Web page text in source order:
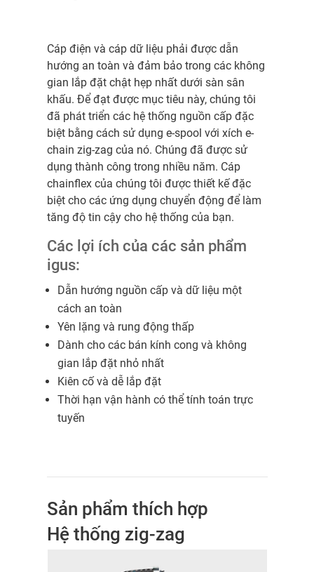
Cáp điện và cáp dữ liệu phải được dẫn
hướng an toàn và đảm bảo trong các không
gian lắp đặt chật hẹp nhất dưới sàn sân
khấu. Để đạt được mục tiêu này, chúng tôi
đã phát triển các hệ thống nguồn cấp đặc
biệt bằng cách sử dụng e-spool với xích e-
chain zig-zag của nó. Chúng đã được sử
dụng thành công trong nhiều năm. Cáp
chainflex của chúng tôi được thiết kế đặc
biệt cho các ứng dụng chuyển động để làm
tăng độ tin cậy cho hệ thống của bạn.
Các lợi ích của các sản phẩm
igus:
Dẫn hướng nguồn cấp và dữ liệu một
cách an toàn
Yên lặng và rung động thấp
Dành cho các bán kính cong và không
gian lắp đặt nhỏ nhất
Kiên cố và dễ lắp đặt
Thời hạn vận hành có thể tính toán trực
tuyến
Sản phẩm thích hợp
Hệ thống zig-zag